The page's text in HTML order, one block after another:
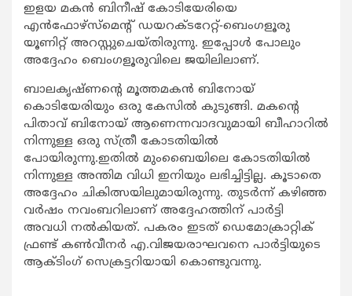
ഇളയ മകന്‍ ബിനീഷ് കോടിയേരിയെ
എന്‍ഫോഴ്സ്മെന്‍റ് ഡയറക്ടറേറ്റ്-ബെംഗളൂരു
യൂണിറ്റ് അറസ്റ്റുചെയ്തിരുന്നു. ഇപ്പോള്‍ പോലും
അദ്ദേഹം ബെംഗളൂരുവിലെ ജയിലിലാണ്.
ബാലകൃഷ്ണന്‍റെ മൂത്തമകന്‍ ബിനോയ്
കൊടിയേരിയും ഒരു കേസില്‍ കുടുങ്ങി. മകന്‍റെ
പിതാവ് ബിനോയ് ആണെന്നവാദവുമായി ബീഹാറില്‍
നിന്നുള്ള ഒരു സ്ത്രീ കോടതിയില്‍
പോയിരുന്നു.ഇതില്‍ മുംബൈയിലെ കോടതിയില്‍
നിന്നുള്ള അന്തിമ വിധി ഇനിയും ലഭിച്ചിട്ടില്ല. കൂടാതെ
അദ്ദേഹം ചികിത്സയിലുമായിരുന്നു. തുടര്‍ന്ന് കഴിഞ്ഞ
വര്‍ഷം നവംബറിലാണ് അദ്ദേഹത്തിന് പാര്‍ട്ടി
അവധി നല്‍കിയത്. പകരം ഇടത് ഡെമോക്രാറ്റിക്
ഫ്രണ്ട് കണ്‍വീനര്‍ എ.വിജയരാഘവനെ പാര്‍ട്ടിയുടെ
ആക്ടിംഗ് സെക്രട്ടറിയായി കൊണ്ടുവന്നു.